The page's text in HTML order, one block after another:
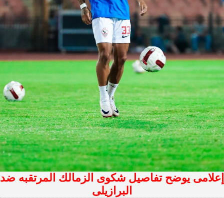
إعلامى يوضح تفاصيل شكوى الزمالك المرتقبه ضد
البرازيلى